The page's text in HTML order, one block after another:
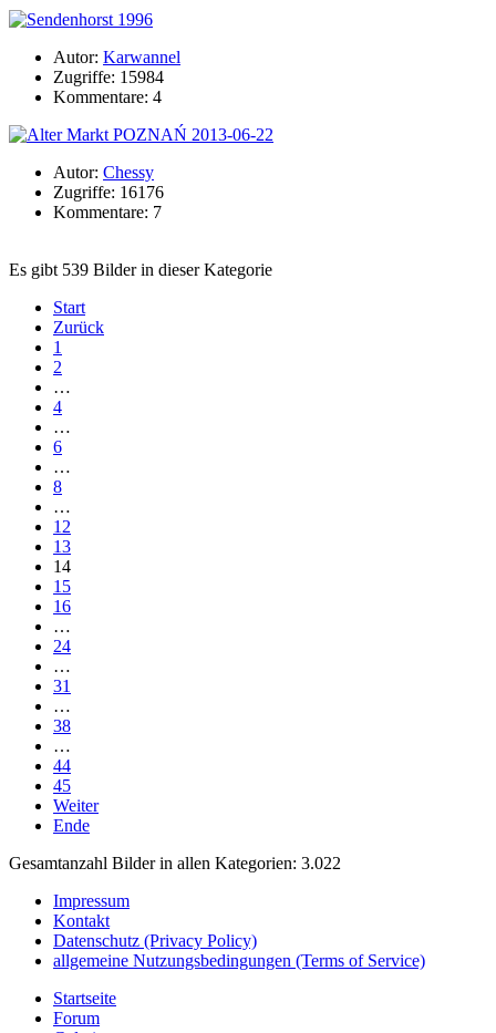
Autor: Karwannel
Zugriffe: 15984
Kommentare: 4
Autor: Chessy
Zugriffe: 16176
Kommentare: 7
Es gibt 539 Bilder in dieser Kategorie
Start
Zurück
1
2
…
4
…
6
…
8
…
12
13
14
15
16
…
24
…
31
…
38
…
44
45
Weiter
Ende
Gesamtanzahl Bilder in allen Kategorien: 3.022
Impressum
Kontakt
Datenschutz (Privacy Policy)
allgemeine Nutzungsbedingungen (Terms of Service)
Startseite
Forum